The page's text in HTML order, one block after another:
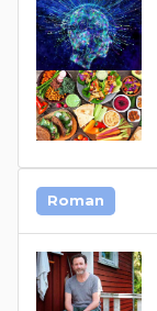
Roman